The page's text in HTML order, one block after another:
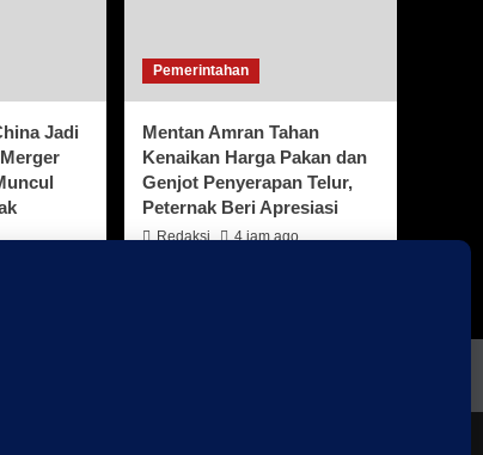
Jadi
Pemerintahan
Mentan Amran Tahan
Kenaikan Harga Pakan dan
Genjot Penyerapan Telur,
Peternak Beri Apresiasi
Redaksi 4 jam ago